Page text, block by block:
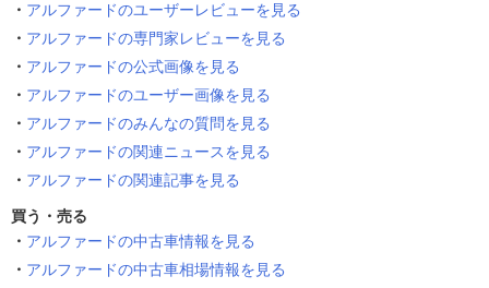
アルファードのユーザーレビューを見る
アルファードの専門家レビューを見る
アルファードの公式画像を見る
アルファードのユーザー画像を見る
アルファードのみんなの質問を見る
アルファードの関連ニュースを見る
アルファードの関連記事を見る
買う・売る
アルファードの中古車情報を見る
アルファードの中古車相場情報を見る